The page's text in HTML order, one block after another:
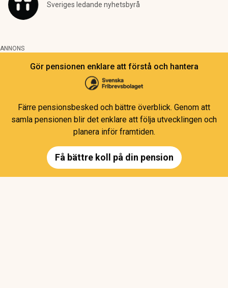
Sveriges ledande nyhetsbyrå
ANNONS
Gör pensionen enklare att förstå och hantera
Färre pensionsbesked och bättre överblick. Genom att
samla pensionen blir det enklare att följa utvecklingen och
planera inför framtiden.
Få bättre koll på din pension